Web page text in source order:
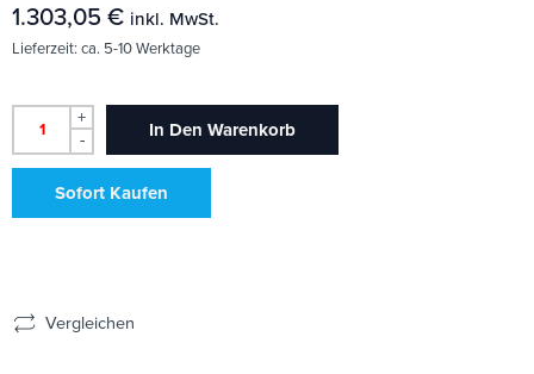
1.303,05 € inkl. MwSt.
Lieferzeit: ca. 5-10 Werktage
+
-
In Den Warenkorb
Sofort Kaufen
Vergleichen